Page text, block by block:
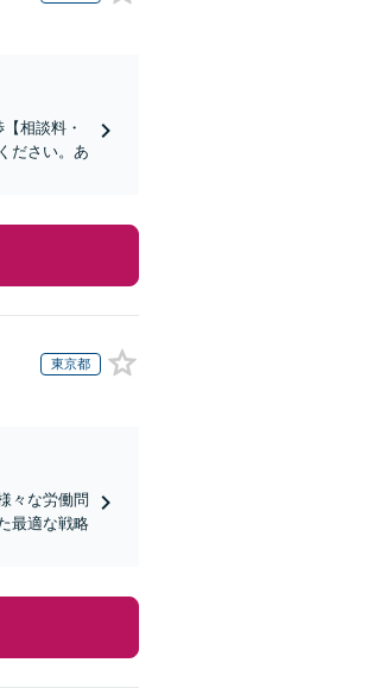
相談料・
ださい。あ
東京都
々な労働問
最適な戦略